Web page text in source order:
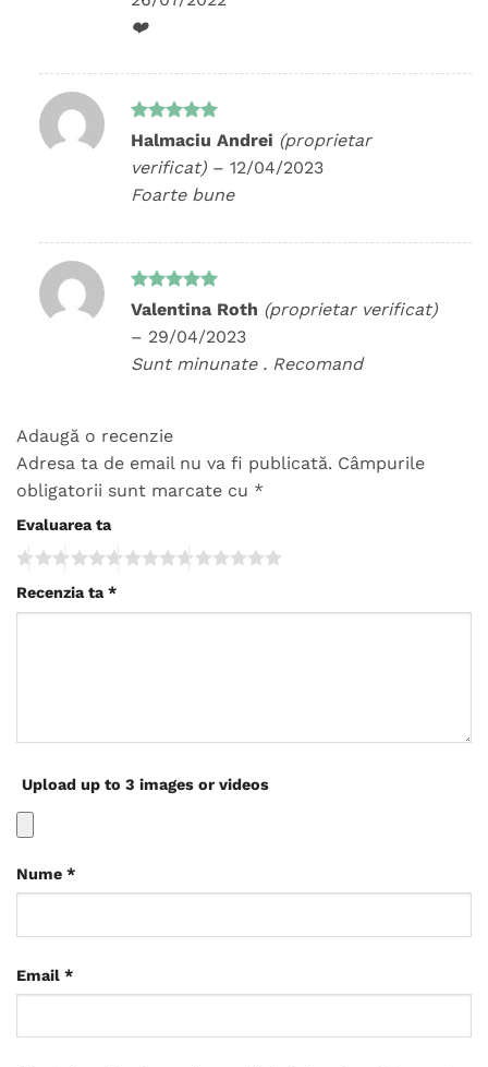
❤️
Evaluat la
Halmaciu Andrei (proprietar
verificat) – 12/04/2023
Foarte bune
Evaluat la
Valentina Roth (proprietar verificat)
– 29/04/2023
Sunt minunate . Recomand
Adaugă o recenzie
Adresa ta de email nu va fi publicată. Câmpurile
obligatorii sunt marcate cu *
Evaluarea ta
Recenzia ta *
Upload up to 3 images or videos
Nume *
Email *